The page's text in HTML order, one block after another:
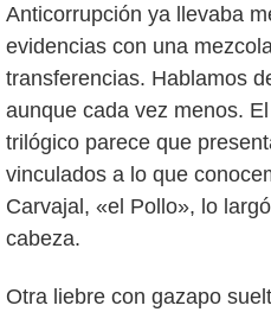
Anticorrupción ya llevaba
evidencias con una
transferencias. Hablamos
aunque cada vez menos.
trilógico parece que
vinculados a lo que
Carvajal, «el Pollo», lo
cabeza.
Otra liebre con gazapo